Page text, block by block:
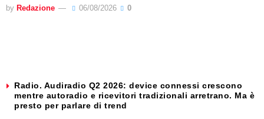
by Redazione 06/08/2026 0
Radio. Audiradio Q2 2026: device connessi crescono
mentre autoradio e ricevitori tradizionali arretrano. Ma è
presto per parlare di trend